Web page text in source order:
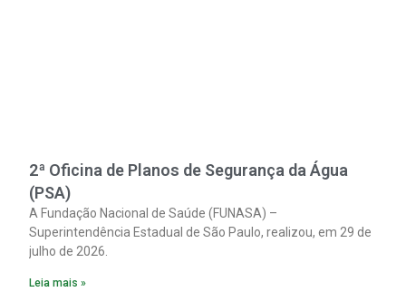
2ª Oficina de Planos de Segurança da Água
(PSA)
A Fundação Nacional de Saúde (FUNASA) –
Superintendência Estadual de São Paulo, realizou, em 29 de
julho de 2026.
Leia mais »